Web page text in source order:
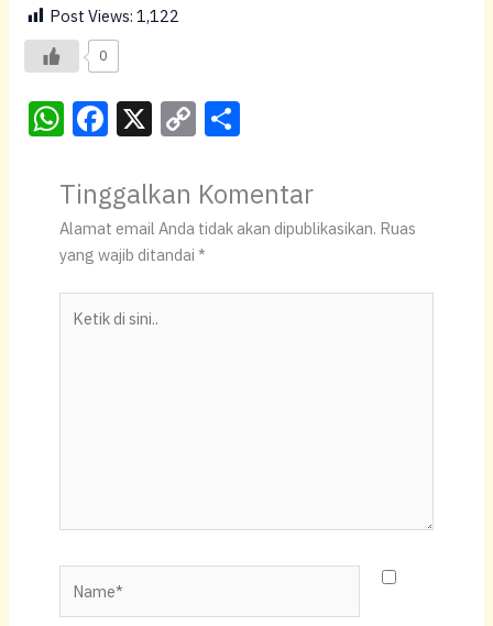
Post Views: 1,122
0
W
at
s
A
p
p
F
c
e
b
o
o
X C
p
y
Li
n
ar
e
Tinggalkan Komentar
Alamat email Anda tidak akan dipublikasikan. Ruas
yang wajib ditandai *